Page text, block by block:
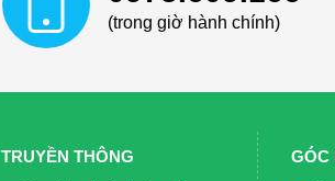
(trong giờ hành chính)
TRUYỀN THÔNG GÓC